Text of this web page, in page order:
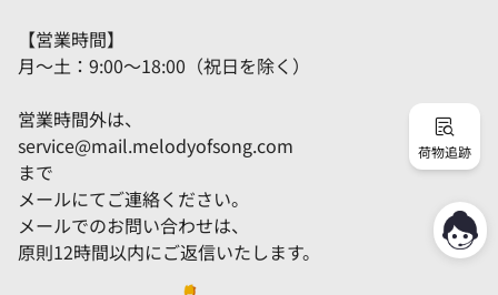
荷物追跡
【営業時間】
月～土：9:00～18:00（祝日を除く）
営業時間外は、
service@mail.melodyofsong.com
まで
メールにてご連絡ください。
メールでのお問い合わせは、
原則12時間以内にご返信いたします。